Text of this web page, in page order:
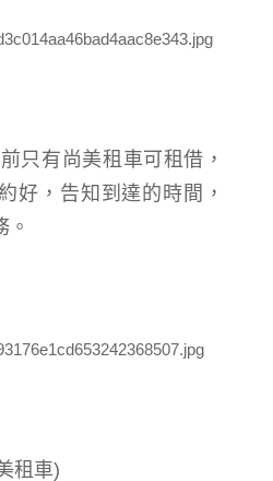
只有尚美租車可租借，
好，告知到達的時間，
。
租車)